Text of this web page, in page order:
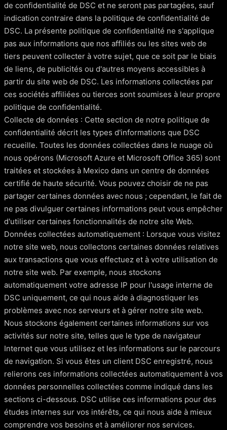
de confidentialité de DSC et ne seront pas partagées, sauf
indication contraire dans la politique de confidentialité de
DSC. La présente politique de confidentialité ne s'applique
pas aux informations que nos affiliés ou les sites web de
tiers peuvent collecter à votre sujet, que ce soit par le biais
de liens, de publicités ou d'autres moyens accessibles à
partir du site web de DSC. Les informations collectées par
ces sociétés affiliées ou tierces sont soumises à leur propre
politique de confidentialité.
Collecte de données : Cette section de notre politique de
confidentialité décrit les types d'informations que DSC
recueille. Toutes les données collectées dans le nuage où
nous opérons (Microsoft Azure et Microsoft Office 365) sont
traitées et stockées à Mexico dans un centre de données
certifié de haute sécurité. Vous pouvez choisir de ne pas
partager certaines données avec nous ; cependant, le fait de
ne pas divulguer certaines informations peut vous empêcher
d'utiliser certaines fonctionnalités de notre site Web.
Données collectées automatiquement : Lorsque vous visitez
notre site web, nous collectons certaines données relatives
aux transactions que vous effectuez et à votre utilisation de
notre site web. Par exemple, nous stockons
automatiquement votre adresse IP pour l'usage interne de
DSC uniquement, ce qui nous aide à diagnostiquer les
problèmes avec nos serveurs et à gérer notre site web.
Nous stockons également certaines informations sur vos
activités sur notre site, telles que le type de navigateur
Internet que vous utilisez et les informations sur le parcours
de navigation. Si vous êtes un client DSC enregistré, nous
relierons ces informations collectées automatiquement à vos
données personnelles collectées comme indiqué dans les
sections ci-dessous. DSC utilise ces informations pour des
études internes sur vos intérêts, ce qui nous aide à mieux
comprendre vos besoins et à améliorer nos services.